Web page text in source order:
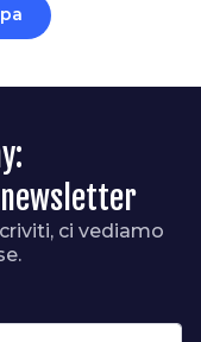
newsletter
ci vediamo